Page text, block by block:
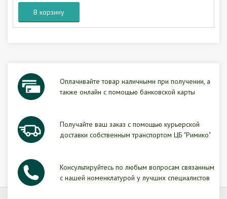
В корзину
Оплачивайте товар наличными при получении, а
также онлайн с помощью банковской карты
Получайте ваш заказ с помощью курьерской
доставки собственным транспортом ЦБ "Римико"
Консультируйтесь по любым вопросам связанным
с нашей номенклатурой у лучших специалистов